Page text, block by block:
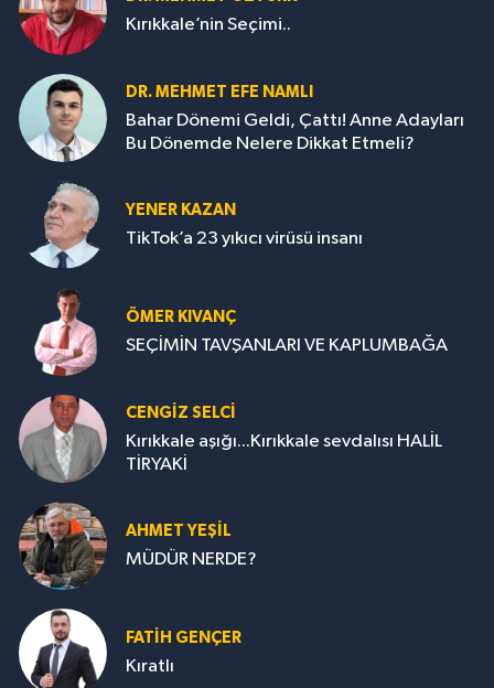
Kırıkkale’nin Seçimi..
DR. MEHMET EFE NAMLI
Bahar Dönemi Geldi, Çattı! Anne Adayları
Bu Dönemde Nelere Dikkat Etmeli?
YENER KAZAN
TikTok’a 23 yıkıcı virüsü insanı
ÖMER KIVANÇ
SEÇİMİN TAVŞANLARI VE KAPLUMBAĞA
CENGİZ SELCİ
Kırıkkale aşığı...Kırıkkale sevdalısı HALİL
TİRYAKİ
AHMET YEŞİL
MÜDÜR NERDE?
FATIH GENÇER
Kıratlı